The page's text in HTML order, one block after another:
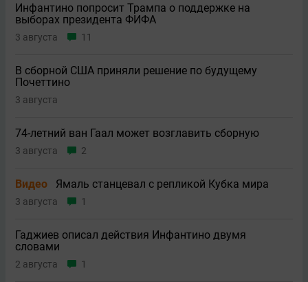
Инфантино попросит Трампа о поддержке на
выборах президента ФИФА
3 августа 11
В сборной США приняли решение по будущему
Почеттино
3 августа
74-летний ван Гаал может возглавить сборную
3 августа 2
Видео Ямаль станцевал с репликой Кубка мира
3 августа 1
Гаджиев описал действия Инфантино двумя
словами
2 августа 1